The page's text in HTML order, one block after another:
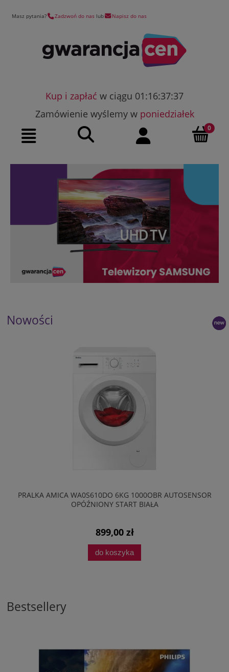
Masz pytania? Zadzwoń do nas lub Napisz do nas
Kup i zapłać w ciągu 01:16:37:36
Zamówienie wyślemy w poniedziałek
Nowości
PRALKA AMICA WA0S610DO 6KG 1000OBR AUTOSENSOR
OPÓŹNIONY START BIAŁA
899,00 zł
do koszyka
Bestsellery